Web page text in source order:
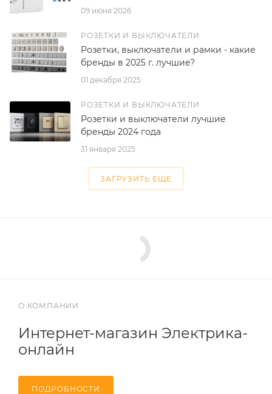
09 июня 2026
РОЗЕТКИ И ВЫКЛЮЧАТЕЛИ
01 декабря 2025
Розетки, выключатели и рамки - какие
бренды в 2025 г. лучшие?
РОЗЕТКИ И ВЫКЛЮЧАТЕЛИ
31 января 2025
Розетки и выключатели лучшие
бренды 2024 года
ЗАГРУЗИТЬ ЕЩЕ
О КОМПАНИИ
Интернет-магазин Электрика-
онлайн
ПОДРОБНОСТИ